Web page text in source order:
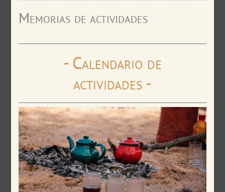
Memorias de actividades
- Calendario de
actividades -